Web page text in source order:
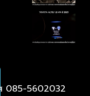
085-5602032